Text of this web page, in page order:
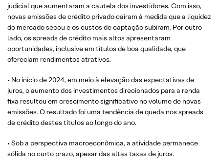
judicial que aumentaram a cautela dos investidores. Com isso,
novas emissões de crédito privado caíram à medida que a liquidez
do mercado secou e os custos de captação subiram. Por outro
lado, os spreads de crédito mais altos apresentaram
oportunidades, inclusive em títulos de boa qualidade, que
ofereciam rendimentos atrativos.
• No início de 2024, em meio à elevação das expectativas de
juros, o aumento dos investimentos direcionados para a renda
fixa resultou em crescimento significativo no volume de novas
emissões. O resultado foi uma tendência de queda nos spreads
de crédito destes títulos ao longo do ano.
• Sob a perspectiva macroeconômica, a atividade permanece
sólida no curto prazo, apesar das altas taxas de juros.